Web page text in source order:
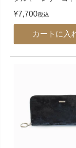
¥7,700税込
カートに入